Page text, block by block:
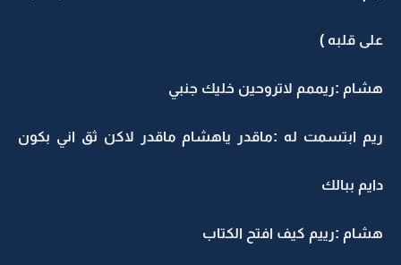
على قلبه )
هشام :ريممم لاتروحين خليك جنبي
ريم ابتسمت له :ماقدر ياهشام ماقدر لاكن ثق اني بكون
دايم ببالك
هشام :رييم كيف افتح الكتاب